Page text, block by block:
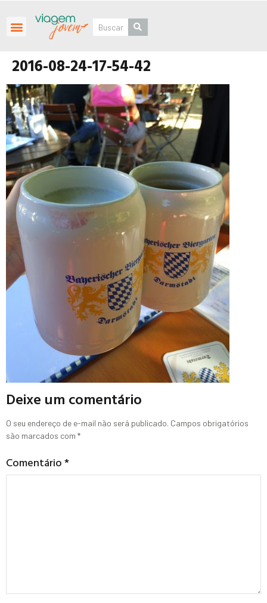
2016-08-24-17-54-42
Deixe um comentário
O seu endereço de e-mail não será publicado. Campos obrigatórios
são marcados com *
Comentário*